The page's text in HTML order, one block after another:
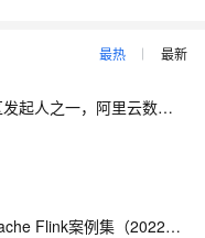
最热 最新
【大咖问答】对话PostgreSQL 中国社区发起人之一，阿里云数据库高级专家 德哥
【藏经阁一起读（27）】本周推荐《Apache Flink案例集（2022版）》，你有哪些心得？